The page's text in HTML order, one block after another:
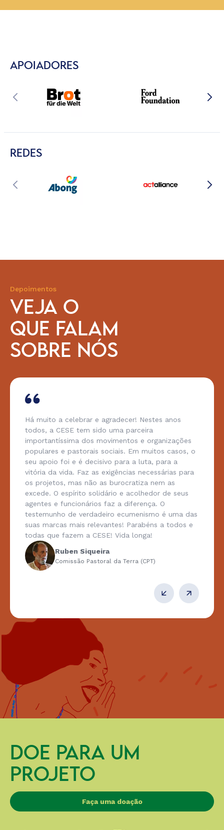
APOIADORES
REDES
Depoimentos
VEJA O
QUE FALAM
SOBRE NÓS
Há muito a celebrar e agradecer! Nestes anos
todos, a CESE tem sido uma parceira
importantíssima dos movimentos e organizações
populares e pastorais sociais. Em muitos casos, o
seu apoio foi e é decisivo para a luta, para a
vitória da vida. Faz as exigências necessárias para
os projetos, mas não as burocratiza nem as
excede. O espírito solidário e acolhedor de seus
agentes e funcionários faz a diferença. O
testemunho de verdadeiro ecumenismo é uma das
suas marcas mais relevantes! Parabéns a todos e
todas que fazem a CESE! Vida longa!
Ruben Siqueira
Comissão Pastoral da Terra (CPT)
DOE PARA UM
PROJETO
Faça uma doação